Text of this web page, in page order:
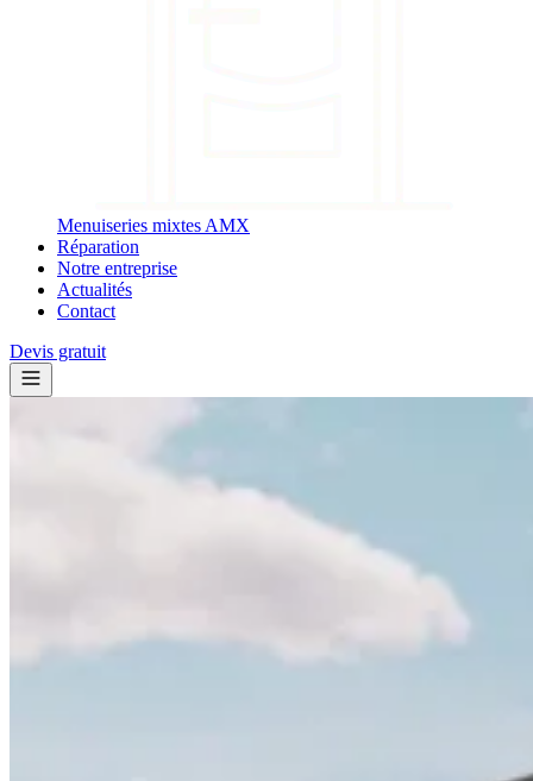
Menuiseries mixtes AMX
Réparation
Notre entreprise
Actualités
Contact
Devis gratuit